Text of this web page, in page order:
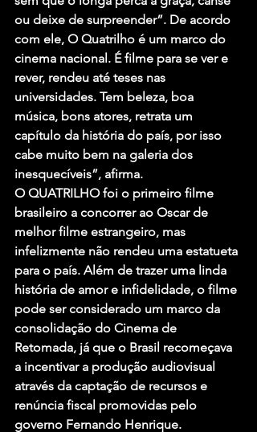
ou deixe de surpreender”. De acordo
com ele, O Quatrilho é um marco do
cinema nacional. É filme para se ver e
rever, rendeu até teses nas
universidades. Tem beleza, boa
música, bons atores, retrata um
capítulo da história do país, por isso
cabe muito bem na galeria dos
inesquecíveis”, afirma.
O QUATRILHO foi o primeiro filme
brasileiro a concorrer ao Oscar de
melhor filme estrangeiro, mas
infelizmente não rendeu uma estatueta
para o país. Além de trazer uma linda
história de amor e infidelidade, o filme
pode ser considerado um marco da
consolidação do Cinema de
Retomada, já que o Brasil recomeçava
a incentivar a produção audiovisual
através da captação de recursos e
renúncia fiscal promovidas pelo
governo Fernando Henrique.